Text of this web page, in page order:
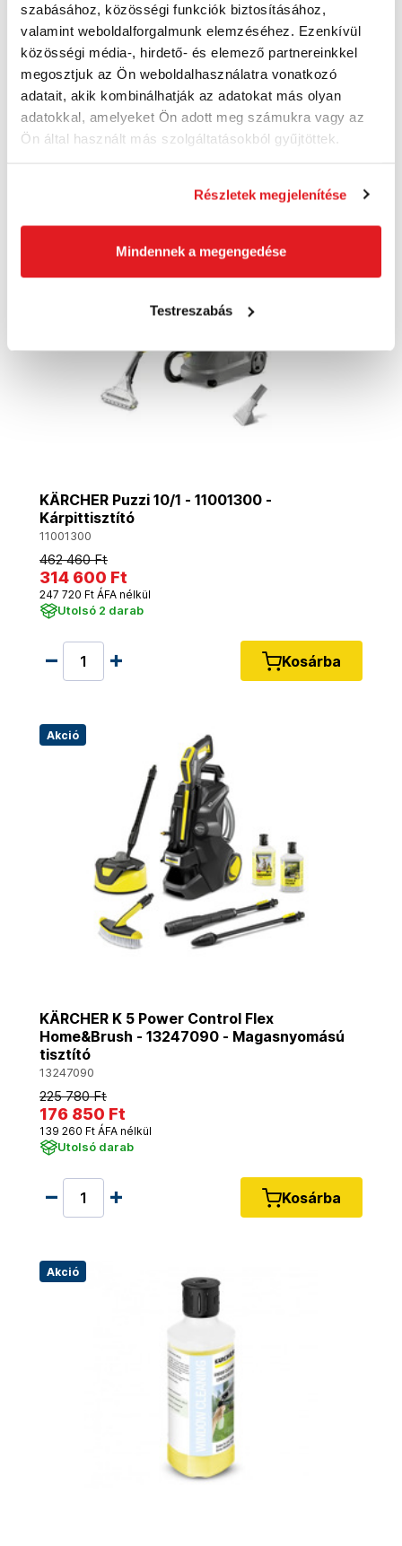
szabásához, közösségi funkciók biztosításához,
valamint weboldalforgalmunk elemzéséhez. Ezenkívül
közösségi média-, hirdető- és elemező partnereinkkel
megosztjuk az Ön weboldalhasználatra vonatkozó
adatait, akik kombinálhatják az adatokat más olyan
adatokkal, amelyeket Ön adott meg számukra vagy az
Ön által használt más szolgáltatásokból gyűjtöttek.
Részletek megjelenítése
Mindennek a megengedése
Testreszabás
16761050
84 490 Ft
64 360 Ft
50 680 Ft ÁFA nélkül
Utolsó 4 darab
Kosárba
KÄRCHER Puzzi 10/1 - 11001300 -
Kárpittisztító
11001300
462 460 Ft
314 600 Ft
247 720 Ft ÁFA nélkül
Utolsó 2 darab
Kosárba
Akció
KÄRCHER K 5 Power Control Flex
Home&Brush - 13247090 - Magasnyomású
tisztító
13247090
225 780 Ft
176 850 Ft
139 260 Ft ÁFA nélkül
Utolsó darab
Kosárba
Akció